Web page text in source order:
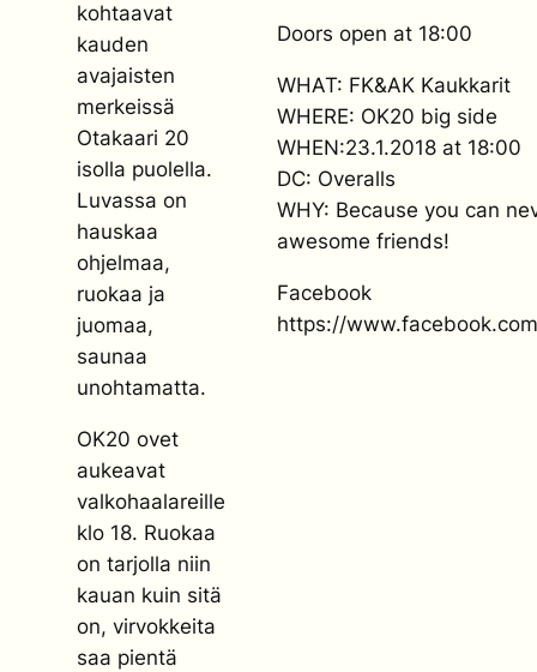
kohtaavat
kauden
avajaisten
merkeissä
Otakaari 20
isolla puolella.
Luvassa on
hauskaa
ohjelmaa,
ruokaa ja
juomaa,
saunaa
unohtamatta.
OK20 ovet
aukeavat
valkohaalareille
klo 18. Ruokaa
on tarjolla niin
kauan kuin sitä
on, virvokkeita
saa pientä
Doors open at 18:00
WHAT: FK&AK Kaukkarit
WHERE: OK20 big side
WHEN:23.1.2018 at 18:00
DC: Overalls
WHY: Because you can
awesome friends!
Facebook
https://